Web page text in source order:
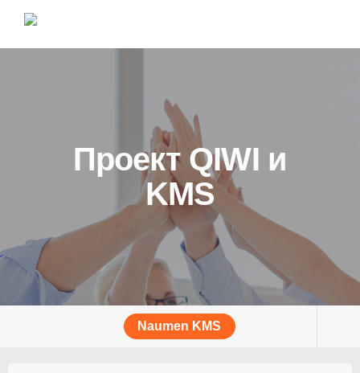
Проект QIWI и
KMS
Naumen KMS